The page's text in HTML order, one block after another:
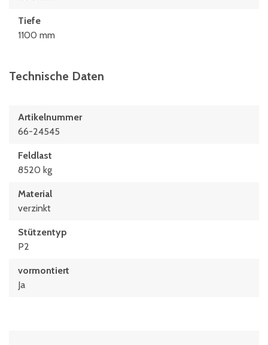
Tiefe
1100 mm
Technische Daten
Artikelnummer
66-24545
Feldlast
8520 kg
Material
verzinkt
Stützentyp
P2
vormontiert
Ja